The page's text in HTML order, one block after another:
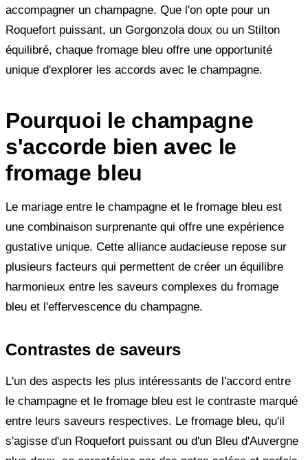
accompagner un champagne. Que l'on opte pour un
Roquefort puissant, un Gorgonzola doux ou un Stilton
équilibré, chaque fromage bleu offre une opportunité
unique d'explorer les accords avec le champagne.
Pourquoi le champagne
s'accorde bien avec le
fromage bleu
Le mariage entre le champagne et le fromage bleu est
une combinaison surprenante qui offre une expérience
gustative unique. Cette alliance audacieuse repose sur
plusieurs facteurs qui permettent de créer un équilibre
harmonieux entre les saveurs complexes du fromage
bleu et l'effervescence du champagne.
Contrastes de saveurs
L'un des aspects les plus intéressants de l'accord entre
le champagne et le fromage bleu est le contraste marqué
entre leurs saveurs respectives. Le fromage bleu, qu'il
s'agisse d'un Roquefort puissant ou d'un Bleu d'Auvergne